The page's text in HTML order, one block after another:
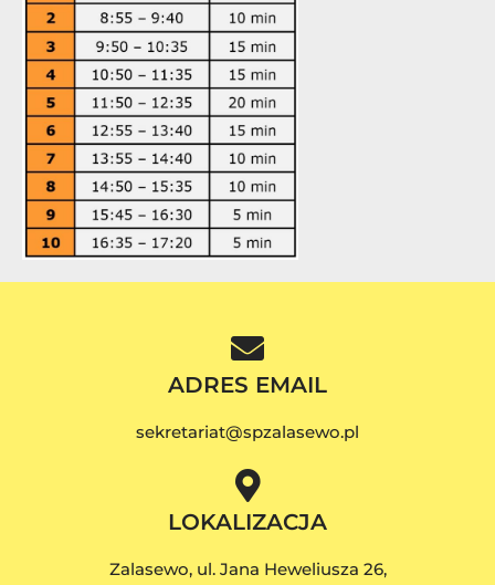
ADRES EMAIL
sekretariat@spzalasewo.pl
LOKALIZACJA
Zalasewo, ul. Jana Heweliusza 26,